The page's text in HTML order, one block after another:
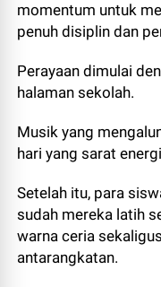
momentum untuk
penuh disiplin dan
Perayaan dimulai
halaman sekolah.
Musik yang
hari yang sarat
Setelah itu, para
sudah mereka latih
warna ceria
antarangkatan.